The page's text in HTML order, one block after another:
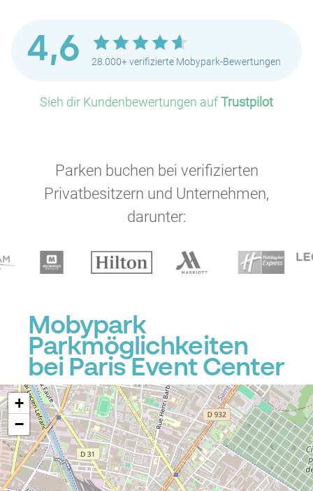
4,6 28.000+ verifizierte Mobypark-Bewertungen
Sieh dir Kundenbewertungen aufTrustpilot
Parken buchen bei verifizierten
Privatbesitzern und Unternehmen,
darunter:
Mobypark
Parkmöglichkeiten
bei Paris Event Center
+
−